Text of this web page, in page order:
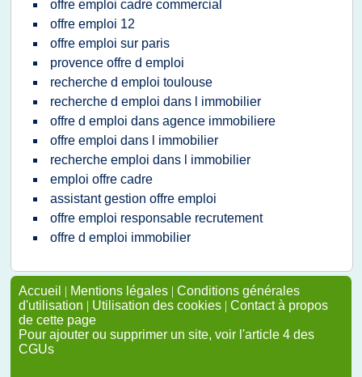
offre emploi cadre commercial
offre emploi 12
offre emploi sur paris
provence offre d emploi
recherche d emploi toulouse
recherche d emploi dans l immobilier
offre d emploi dans agence immobiliere
offre emploi dans l immobilier
recherche emploi dans l immobilier
emploi offre cadre
assistant gestion offre emploi
offre emploi responsable recrutement
offre d emploi immobilier
Accueil | Mentions légales | Conditions générales
d'utilisation | Utilisation des cookies | Contact à propos
de cette page
Pour ajouter ou supprimer un site, voir l'article 4 des
CGUs